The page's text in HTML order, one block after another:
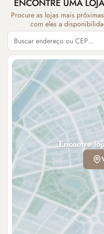
ENCONTRE UMA
Procure as lojas mais
com eles a
Encontre